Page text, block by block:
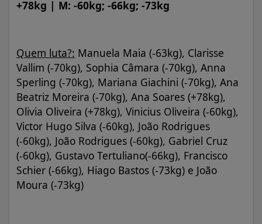
+78kg | M: -60kg; -66kg; -73kg
Quem luta?: Manuela Maia (-63kg), Clarisse
Vallim (-70kg), Sophia Câmara (-70kg), Anna
Sperling (-70kg), Mariana Giachini (-70kg), Ana
Beatriz Moreira (-70kg), Ana Soares (+78kg),
Olivia Oliveira (+78kg), Vinicius Oliveira (-60kg),
Victor Hugo Silva (-60kg), João Rodrigues
(-60kg), João Rodrigues (-60kg), Gabriel Cruz
(-60kg), Gustavo Tertuliano(-66kg), Francisco
Schier (-66kg), Hiago Bastos (-73kg) e João
Moura (-73kg)